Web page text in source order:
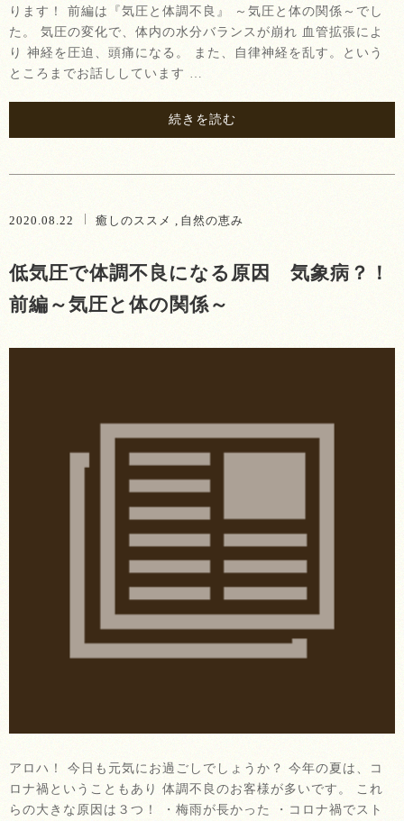
ります！ 前編は『気圧と体調不良』 ～気圧と体の関係～でし
た。 気圧の変化で、体内の水分バランスが崩れ 血管拡張によ
り 神経を圧迫、頭痛になる。 また、自律神経を乱す。という
ところまでお話ししています …
続きを読む
2020.08.22 癒しのススメ 自然の恵み
低気圧で体調不良になる原因 気象病？！
前編～気圧と体の関係～
アロハ！ 今日も元気にお過ごしでしょうか？ 今年の夏は、コ
ロナ禍ということもあり 体調不良のお客様が多いです。 これ
らの大きな原因は３つ！ ・梅雨が長かった ・コロナ禍でスト